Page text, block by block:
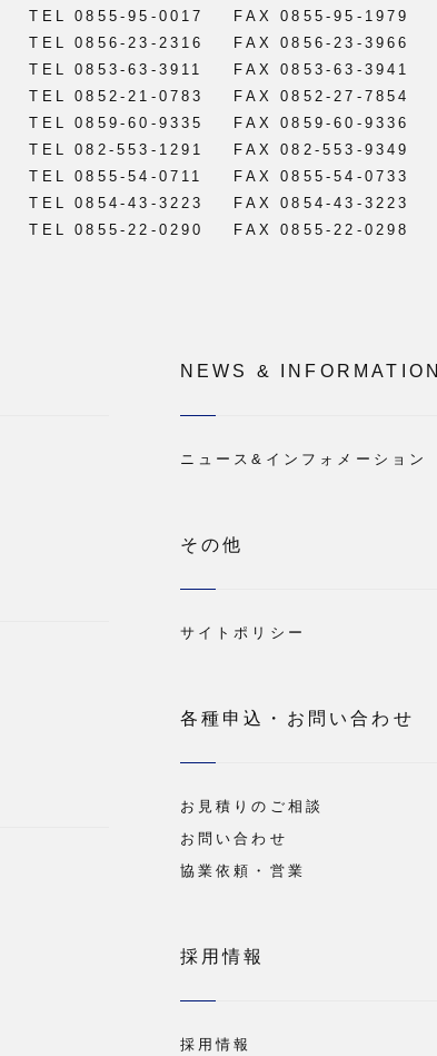
TEL 0855-95-0017
FAX 0855-95-1979
TEL 0856-23-2316
FAX 0856-23-3966
TEL 0853-63-3911
FAX 0853-63-3941
TEL 0852-21-0783
FAX 0852-27-7854
TEL 0859-60-9335
FAX 0859-60-9336
TEL 082-553-1291
FAX 082-553-9349
TEL 0855-54-0711
FAX 0855-54-0733
TEL 0854-43-3223
FAX 0854-43-3223
TEL 0855-22-0290 FAX 0855-22-0298
NEWS & INFORMATION
ニュース&インフォメーション
その他
サイトポリシー
各種申込・お問い合わせ
お見積りのご相談
お問い合わせ
協業依頼・営業
採用情報
採用情報